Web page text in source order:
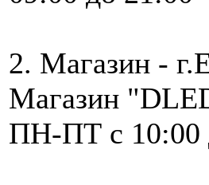
2. Магазин -
Магазин
ПН-ПТ с 10:00